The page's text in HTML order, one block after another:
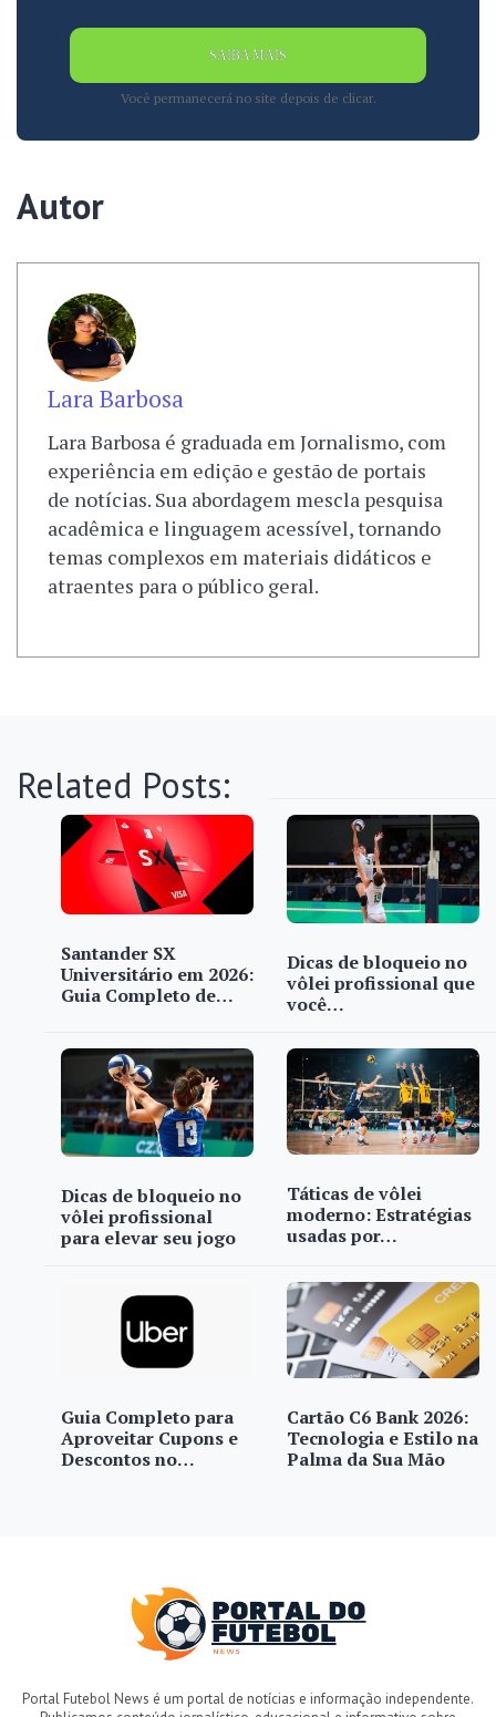
SAIBA MAIS
Você permanecerá no site depois de clicar.
Autor
Lara Barbosa
Lara Barbosa é graduada em Jornalismo, com
experiência em edição e gestão de portais
de notícias. Sua abordagem mescla pesquisa
acadêmica e linguagem acessível, tornando
temas complexos em materiais didáticos e
atraentes para o público geral.
Related Posts:
Santander SX
Universitário em 2026:
Guia Completo de…
Dicas de bloqueio no
vôlei profissional que
você…
Dicas de bloqueio no
vôlei profissional
para elevar seu jogo
Táticas de vôlei
moderno: Estratégias
usadas por…
Guia Completo para
Aproveitar Cupons e
Descontos no…
Cartão C6 Bank 2026:
Tecnologia e Estilo na
Palma da Sua Mão
Portal Futebol News é um portal de notícias e informação independente.